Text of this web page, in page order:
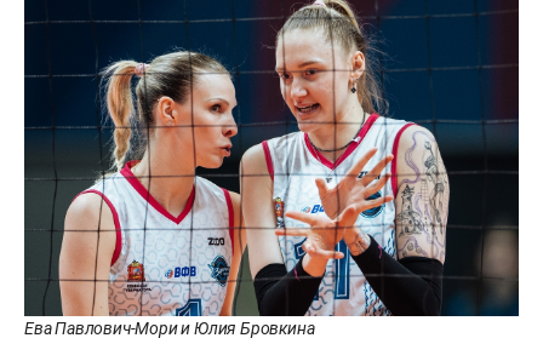
Ева Павлович-Мори и Юлия Бровкина